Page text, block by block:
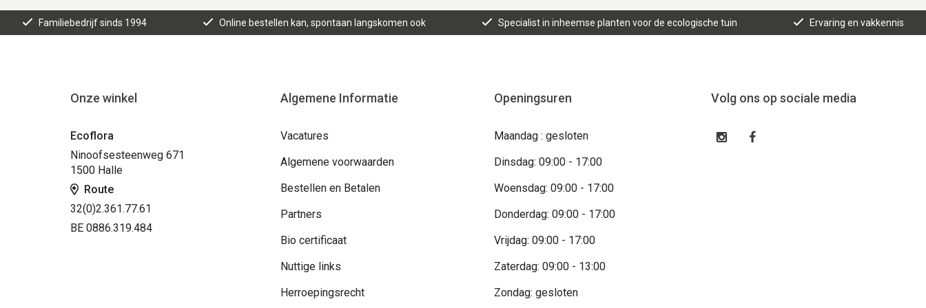
Familiebedrijf sinds 1994 Online bestellen kan, spontaan langskomen ook Specialist in inheemse planten voor de ecologische tuin Ervaring en vakkennis
Onze winkel
Ecoflora
Ninoofsesteenweg 671
1500 Halle
Route
32(0)2.361.77.61
BE 0886.319.484
Algemene Informatie
Vacatures
Algemene voorwaarden
Bestellen en Betalen
Partners
Bio certificaat
Nuttige links
Herroepingsrecht
Openingsuren
Maandag : gesloten
Dinsdag: 09:00 - 17:00
Woensdag: 09:00 - 17:00
Donderdag: 09:00 - 17:00
Vrijdag: 09:00 - 17:00
Zaterdag: 09:00 - 13:00
Zondag: gesloten
Volg ons op sociale media